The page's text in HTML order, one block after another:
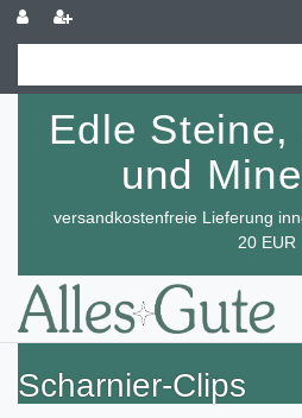
Edle Steine,
und
versandkostenfreie Lieferung
20 EUR
Scharnier-Clips